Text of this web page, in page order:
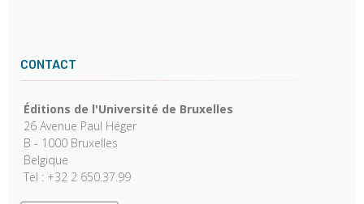
CONTACT
Éditions de l'Université de Bruxelles
26 Avenue Paul Héger
B - 1000 Bruxelles
Belgique
Tel : +32 2 650.37.99